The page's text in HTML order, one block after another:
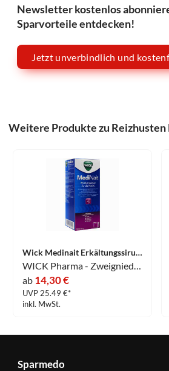
Newsletter kostenlos
Sparvorteile entdecken!
Jetzt unverbindlich und
Weitere Produkte zu
Wick Medinait Erkältungssirup für die Nacht 180 ml
WICK Pharma - Zweigniederlassung der Procter & Gamble GmbH
ab 14,30 €
UVP 25.49 €*
inkl. MwSt.
Sparmedo